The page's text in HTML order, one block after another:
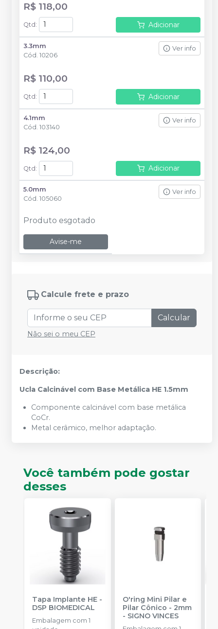
R$ 118,00
Qtd : Adicionar
3.3mm
Cód. 10206
Ver info
R$ 110,00
Qtd : Adicionar
4.1mm
Cód. 103140
Ver info
R$ 124,00
Qtd: Adicionar
5.0mm
Cód. 105060
Ver info
Produto esgotado
Avise-me
Calcule frete e prazo
Calcular
Não sei o meu CEP
Descrição:
Ucla Calcinável com Base Metálica HE 1.5mm
Componente calcinável com base metálica
CoCr.
Metal cerâmico, melhor adaptação.
Você também pode gostar
desses
Tapa Implante HE -
DSP BIOMEDICAL
Embalagem com 1
O'ring Mini Pilar e
Pilar Cônico - 2mm
- SIGNO VINCES